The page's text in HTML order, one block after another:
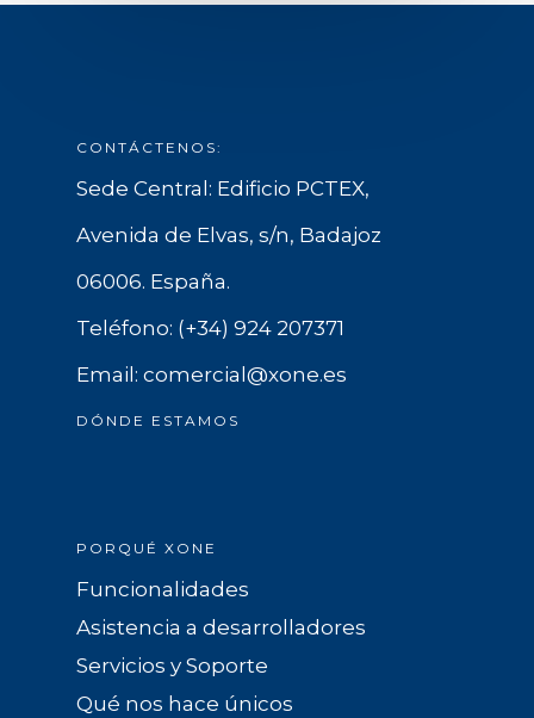
CONTÁCTENOS:
Sede Central: Edificio PCTEX,
Avenida de Elvas, s/n, Badajoz
06006. España.
Teléfono: (+34) 924 207371
Email: comercial@xone.es
DÓNDE ESTAMOS
PORQUÉ XONE
Funcionalidades
Asistencia a desarrolladores
Servicios y Soporte
Qué nos hace únicos